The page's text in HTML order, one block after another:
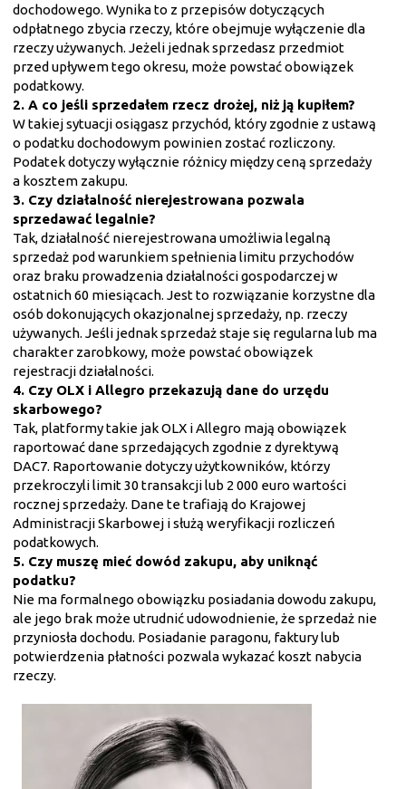
dochodowego. Wynika to z przepisów dotyczących
odpłatnego zbycia rzeczy, które obejmuje wyłączenie dla
rzeczy używanych. Jeżeli jednak sprzedasz przedmiot
przed upływem tego okresu, może powstać obowiązek
podatkowy.
2. A co jeśli sprzedałem rzecz drożej, niż ją kupiłem?
W takiej sytuacji osiągasz przychód, który zgodnie z ustawą
o podatku dochodowym powinien zostać rozliczony.
Podatek dotyczy wyłącznie różnicy między ceną sprzedaży
a kosztem zakupu.
3. Czy działalność nierejestrowana pozwala
sprzedawać legalnie?
Tak, działalność nierejestrowana umożliwia legalną
sprzedaż pod warunkiem spełnienia limitu przychodów
oraz braku prowadzenia działalności gospodarczej w
ostatnich 60 miesiącach. Jest to rozwiązanie korzystne dla
osób dokonujących okazjonalnej sprzedaży, np. rzeczy
używanych. Jeśli jednak sprzedaż staje się regularna lub ma
charakter zarobkowy, może powstać obowiązek
rejestracji działalności.
4. Czy OLX i Allegro przekazują dane do urzędu
skarbowego?
Tak, platformy takie jak OLX i Allegro mają obowiązek
raportować dane sprzedających zgodnie z dyrektywą
DAC7. Raportowanie dotyczy użytkowników, którzy
przekroczyli limit 30 transakcji lub 2 000 euro wartości
rocznej sprzedaży. Dane te trafiają do Krajowej
Administracji Skarbowej i służą weryfikacji rozliczeń
podatkowych.
5. Czy muszę mieć dowód zakupu, aby uniknąć
podatku?
Nie ma formalnego obowiązku posiadania dowodu zakupu,
ale jego brak może utrudnić udowodnienie, że sprzedaż nie
przyniosła dochodu. Posiadanie paragonu, faktury lub
potwierdzenia płatności pozwala wykazać koszt nabycia
rzeczy.